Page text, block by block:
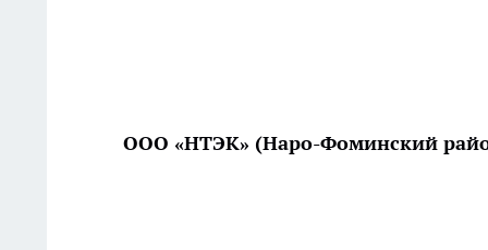
ООО «НТЭК» (Наро-Фоминский